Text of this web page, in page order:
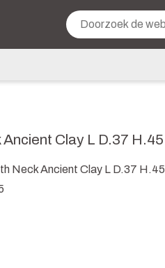
Clay L D.37 H.45
Neck Ancient Clay L D.37 H.45